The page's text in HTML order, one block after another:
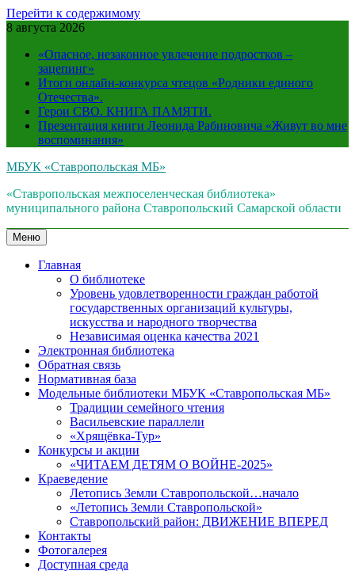
Перейти к содержимому
8 августа 2026
«Опасное, незаконное увлечение подростков –
зацепинг»
Итоги онлайн-конкурса чтецов «Родники единого
Отечества».
Герои СВО. КНИГА ПАМЯТИ.
Презентация книги Леонида Рабиновича «Живут во мне
воспоминания»
МБУК «Ставропольская МБ»
«Ставропольская межпоселенческая библиотека»
муниципального района Ставропольский Самарской области
Меню
Главная
О библиотеке
Уровень удовлетворенности граждан работой
государственных организаций культуры,
искусства и народного творчества
Независимая оценка качества 2021
Электронная библиотека
Обратная связь
Нормативная база
Модельные библиотеки МБУК «Ставропольская МБ»
Традиции семейного чтения
Васильевские параллели
«Хрящёвка-Тур»
Конкурсы и акции
«ЧИТАЕМ ДЕТЯМ О ВОЙНЕ-2025»
Краеведение
Летопись Земли Ставропольской…начало
«Летопись Земли Ставропольской»
Ставропольский район: ДВИЖЕНИЕ ВПЕРЕД
Контакты
Фотогалерея
Доступная среда